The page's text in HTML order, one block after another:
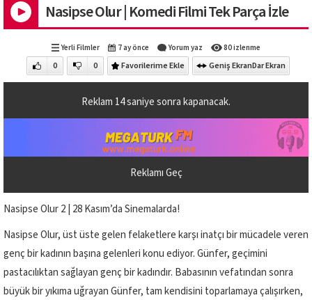
Nasipse Olur | Komedi Filmi Tek Parça İzle
Yerli Filmler 7 ay önce Yorum yaz 80 izlenme
0 0 Favorilerime Ekle Geniş EkranDar Ekran
Reklam 13saniye sonra kapanacak.
Reklamı Geç
Nasipse Olur 2 | 28 Kasım’da Sinemalarda!
Nasipse Olur, üst üste gelen felaketlere karşı inatçı bir mücadele veren
genç bir kadının başına gelenleri konu ediyor. Günfer, geçimini
pastacılıktan sağlayan genç bir kadındır. Babasının vefatından sonra
büyük bir yıkıma uğrayan Günfer, tam kendisini toparlamaya çalışırken,